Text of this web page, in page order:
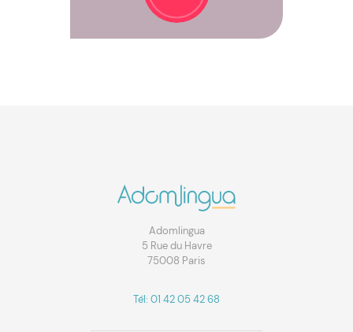
Adomlingua
5 Rue du Havre
75008 Paris
Tél: 01 42 05 42 68